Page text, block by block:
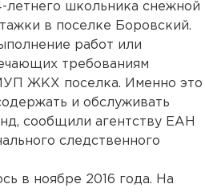
летнего школьника снежной
в поселке Боровский.
работ или
требованиям
ЖКХ поселка. Именно это
и обслуживать
сообщили агентству ЕАН
следственного
в ноябре 2016 года. На